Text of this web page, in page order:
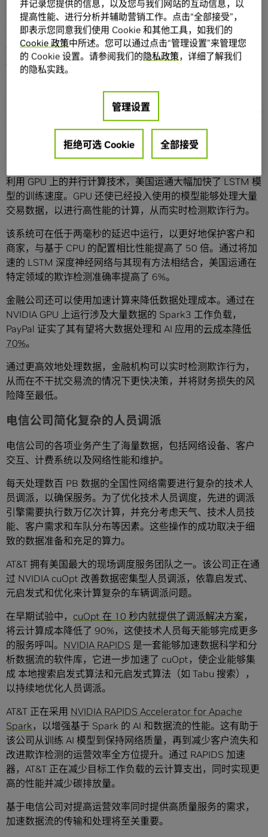
由于需要对大量交易数据进行快速分析，金融机构在检测欺
诈方式时面临巨大挑战。此外，由于缺乏真实欺诈案例的标
记数据，也给 AI 模型的训练造成了困难。在处理与欺诈检测
相关的大量数据时，传统的数据科学工作流缺乏所需的加速
能力。这导致数据处理缓慢，阻碍了实时数据分析和欺诈检
为了克服这些挑战，每年处理超过 80 亿笔交易的
使
用加速计算来训练和部署长短期记忆（LSTM）模型。这些模
型用于顺序分析和异常检测，并能够适应新数据和从中学
习，是打击欺诈的理想选择。
利用 GPU 上的并行计算技术，美国运通大幅加快了 LSTM 模
型的训练速度。GPU 还使已经投入使用的模型能够处理大量
交易数据，以进行高性能的计算，从而实时检测欺诈行为。
该系统可在低于两毫秒的延迟中运行，以更好地保护客户和
商家，与基于 CPU 的配置相比性能提高了 50 倍。通过将加
速的 LSTM 深度神经网络与其现有方法相结合，美国运通在
特定领域的欺诈检测准确率提高了 6%。
金融公司还可以使用加速计算来降低数据处理成本。通过在
NVIDIA GPU 上运行涉及大量数据的 Spark3 工作负载，
PayPal 证实了其有望将大数据处理和 AI 应用的云成本降低
70%。
通过更高效地处理数据，金融机构可以实时检测欺诈行为，
从而在不干扰交易流的情况下更快决策，并将财务损失的风
险降至最低。
电信公司简化复杂的人员调派
电信公司的各项业务产生了海量数据，包括网络设备、客户
交互、计费系统以及网络性能和维护。
每天处理数百 PB 数据的全国性网络需要进行复杂的技术人
员调派，以确保服务。为了优化技术人员调度，先进的调派
引擎需要执行数万亿次计算，并充分考虑天气、技术人员技
能、客户需求和车队分布等因素。这些操作的成功取决于细
致的数据准备和充足的算力。
AT&T 拥有美国最大的现场调度服务团队之一。该公司正在通
过 NVIDIA cuOpt 改善数据密集型人员调派，依靠启发式、
元启发式和优化来计算复杂的车辆调派问题。
在早期试验中， cuOpt 在 10 秒内就提供了调派解决方案，
将云计算成本降低了 90%，这使技术人员每天能够完成更多
的服务呼叫。 NVIDIA RAPIDS 是一套能够加速数据科学和分
析数据流的软件库，它进一步加速了 cuOpt，使企业能够集
成 本地搜索启发式算法和元启发式算法（如 Tabu 搜索），
以持续地优化人员调派。
AT&T 正在采用 NVIDIA RAPIDS Accelerator for Apache
Spark，以增强基于 Spark 的 AI 和数据流的性能。这有助于
该公司从训练 AI 模型到保持网络质量，再到减少客户流失和
改进欺诈检测的运营效率全方位提升。通过 RAPIDS 加速
器，AT&T 正在减少目标工作负载的云计算支出，同时实现更
高的性能并减少碳排放量。
基于电信公司对提高运营效率同时提供高质量服务的需求，
加速数据流的传输和处理将至关重要。
并记录您提供的信息，以及您与我们网站的互动信息，以
提高性能、进行分析并辅助营销工作。点击“全部接受”，
即表示您同意我们使用 Cookie 和其他工具，如我们的
Cookie 政策中所述。您可以通过点击“管理设置”来管理您
的 Cookie 设置。请参阅我们的隐私政策，详细了解我们
的隐私实践。
管理设置
拒绝可选 Cookie 全部接受